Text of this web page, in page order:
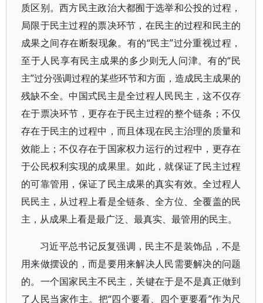
质区别。西方民主政治大都囿于选举和公投的过程，
局限于民主过程的票决环节，在民主的过程和民主的
成果之间存在断裂现象。有的“民主”过分重视过程，
至于人民享有民主成果的多少则无人问津。有的“民
主”过分强调过程的某些环节和方面，造成民主成果的
残缺不全。中国式民主是全过程人民民主，这不仅存
在于票决环节，更存在于民主过程的整个链条；不仅
存在于民主的过程中，而且体现在民主治理的质量和
效能上；不仅存在于国家权力运行的过程中，更存在
于公民权利实现的成果里。如此，就保证了民主过程
的可靠管用，保证了民主成果的真实有效。全过程人
民民主，从过程上看是全链条、全方位、全覆盖的民
主，从成果上看是最广泛、最真实、最管用的民主。
习近平总书记反复强调，民主不是装饰品，不是
用来做摆设的，而是要用来解决人民需要解决的问题
的。一个国家民主不民主，关键在于是不是真正做到
了人民当家作主。把“四个要看、四个更要看”作为尺